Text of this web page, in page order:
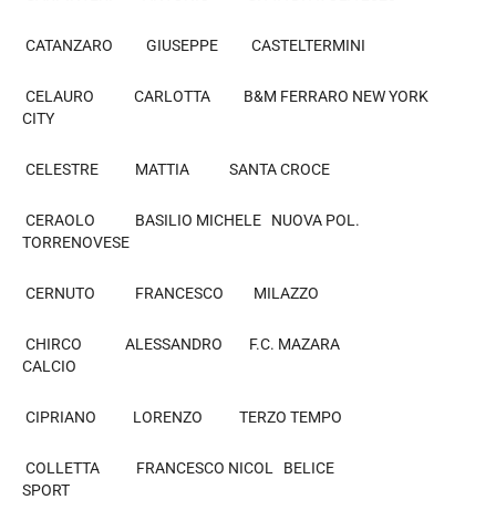
CATANZARO GIUSEPPE CASTELTERMINI
CELAURO CARLOTTA B&M FERRARO NEW YORK
CITY
CELESTRE MATTIA SANTA CROCE
CERAOLO BASILIO MICHELE NUOVA POL.
TORRENOVESE
CERNUTO FRANCESCO MILAZZO
CHIRCO ALESSANDRO F.C. MAZARA
CALCIO
CIPRIANO LORENZO TERZO TEMPO
COLLETTA FRANCESCO NICOL BELICE
SPORT